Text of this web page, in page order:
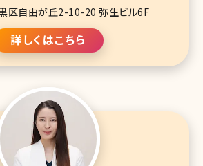
区自由が丘2-10-20 弥生ビル6F
詳しくはこちら